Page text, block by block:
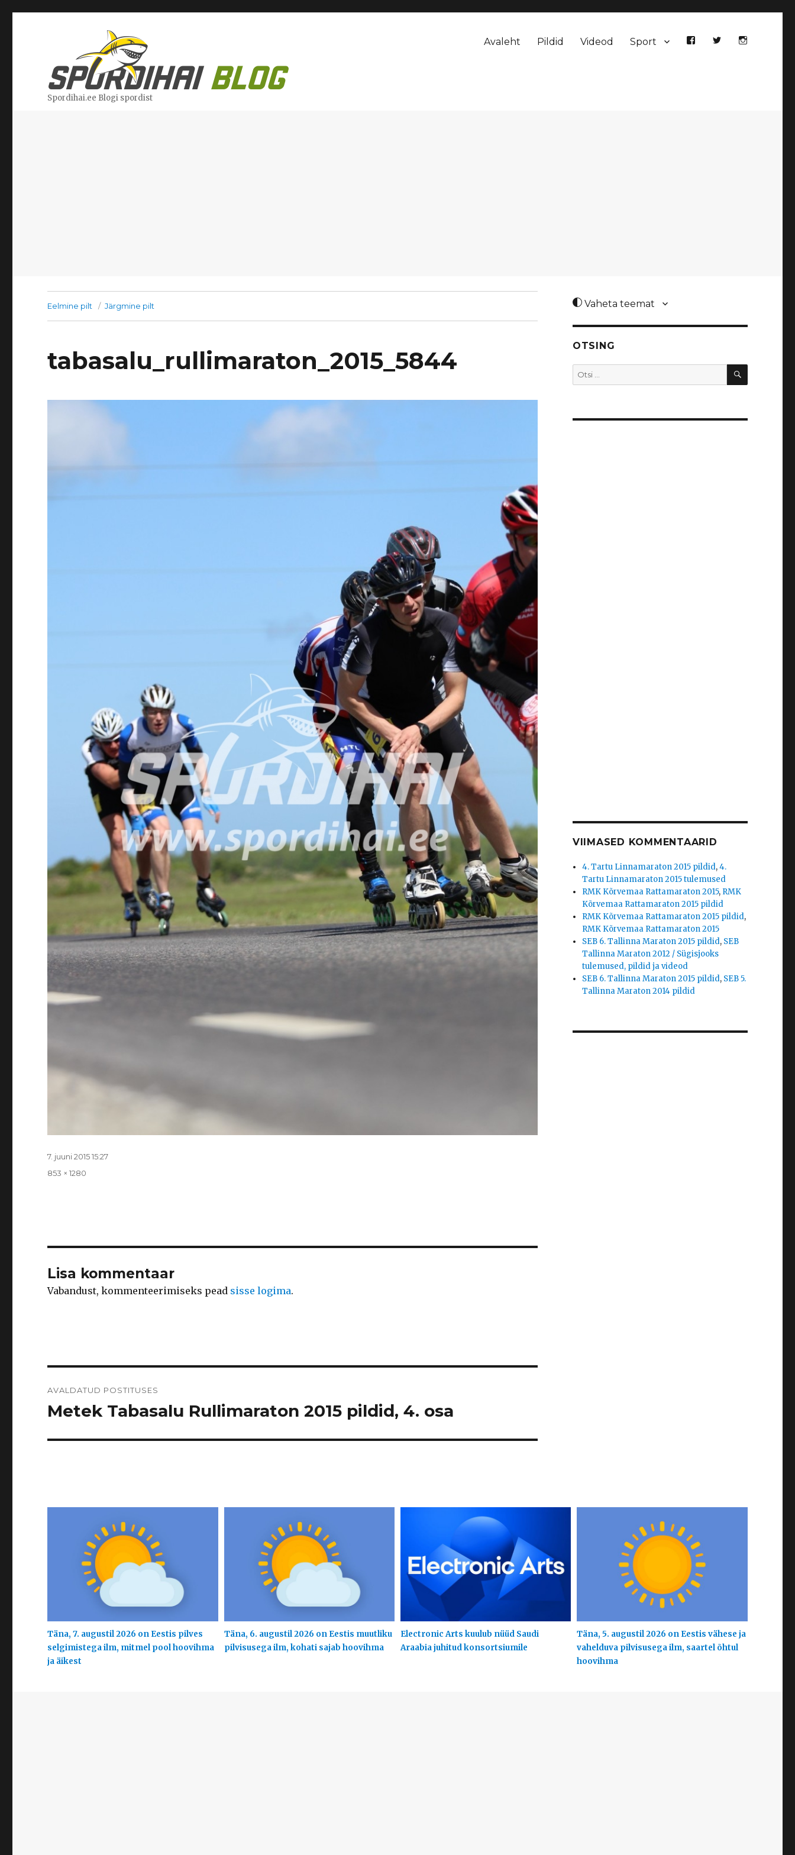
Spordihai.ee Blogi spordist
Avaleht Pildid Videod Sport
Eelmine pilt Järgmine pilt
tabasalu_rullimaraton_2015_5844
Postitatud
7. juuni 2015 15:27
Täissuurus
853 × 1280
Lisa kommentaar
Vabandust, kommenteerimiseks pead sisse logima.
AVALDATUD POSTITUSES
Metek Tabasalu Rullimaraton 2015 pildid, 4. osa
Vaheta teemat
OTSING
Otsi: OTSI
VIIMASED KOMMENTAARID
4. Tartu Linnamaraton 2015 pildid,4.
Tartu Linnamaraton 2015 tulemused
RMK Kõrvemaa Rattamaraton 2015, RMK
Kõrvemaa Rattamaraton 2015 pildid
RMK Kõrvemaa Rattamaraton 2015 pildid,
RMK Kõrvemaa Rattamaraton 2015
SEB 6. Tallinna Maraton 2015 pildid, SEB
Tallinna Maraton 2012 / Sügisjooks
tulemused, pildid ja videod
SEB 6. Tallinna Maraton 2015 pildid, SEB 5.
Tallinna Maraton 2014 pildid
Täna, 7. augustil 2026 on Eestis pilves
selgimistega ilm, mitmel pool hoovihma
ja äikest
Täna, 6. augustil 2026 on Eestis muutliku
pilvisusega ilm, kohati sajab hoovihma
Electronic Arts kuulub nüüd Saudi
Araabia juhitud konsortsiumile
Täna, 5. augustil 2026 on Eestis vähese ja
vahelduva pilvisusega ilm, saartel õhtul
hoovihma